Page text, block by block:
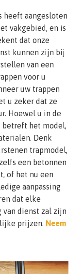
heeft aangesloten
vakgebied, en is
dat onze
kunnen zijn bij
van een
voor u
uw trappen
u zeker dat ze
Hoewel u in de
betreft het model,
Denk
trapmodel,
een betonnen
of het nu een
aanpassing
dat elke
van dienst zal zijn
prijzen. Neem